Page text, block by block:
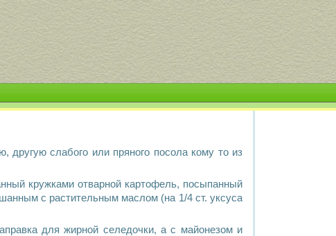
другую слабого или пряного посола кому то из
кружками отварной картофель, посыпанный
с растительным маслом (на 1/4 ст. уксуса
для жирной селедочки, а с майонезом и